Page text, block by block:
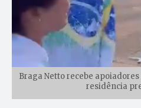
Braga Netto recebe
residência